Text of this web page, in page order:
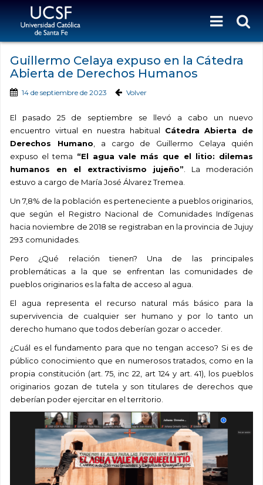
Guillermo Celaya expuso en la Cátedra
Abierta de Derechos Humanos
14 de septiembre de 2023 Volver
El pasado 25 de septiembre se llevó a cabo un nuevo
encuentro virtual en nuestra habitual Cátedra Abierta de
Derechos Humano , a cargo de Guillermo Celaya quién
expuso el tema “El agua vale más que el litio: dilemas
humanos en el extractivismo jujeño” . La moderación
estuvo a cargo de María José Álvarez Tremea.
Un 7,8% de la población es perteneciente a pueblos originarios,
que según el Registro Nacional de Comunidades Indígenas
hacia noviembre de 2018 se registraban en la provincia de Jujuy
293 comunidades.
Pero ¿Qué relación tienen? Una de las principales
problemáticas a la que se enfrentan las comunidades de
pueblos originarios es la falta de acceso al agua.
El agua representa el recurso natural más básico para la
supervivencia de cualquier ser humano y por lo tanto un
derecho humano que todos deberían gozar o acceder.
¿Cuál es el fundamento para que no tengan acceso? Si es de
público conocimiento que en numerosos tratados, como en la
propia constitución (art. 75, inc 22, art 124 y art. 41), los pueblos
originarios gozan de tutela y son titulares de derechos que
deberían poder ejercitar en el territorio.